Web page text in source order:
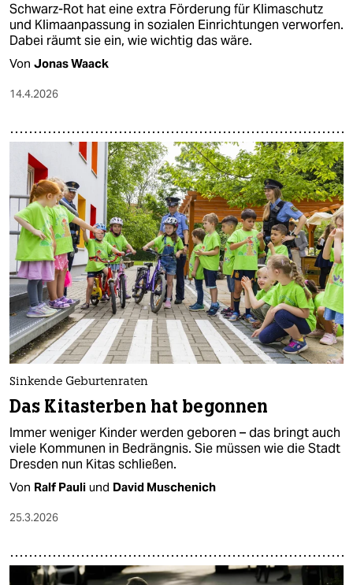
Schwarz-Rot hat eine extra Förderung für Klimaschutz
und Klimaanpassung in sozialen Einrichtungen verworfen.
Dabei räumt sie ein, wie wichtig das wäre.
Von Jonas Waack
14.4.2026
Sinkende Geburtenraten
Das Kitasterben hat begonnen
Immer weniger Kinder werden geboren – das bringt auch
viele Kommunen in Bedrängnis. Sie müssen wie die Stadt
Dresden nun Kitas schließen.
Von Ralf Pauli und David Muschenich
25.3.2026